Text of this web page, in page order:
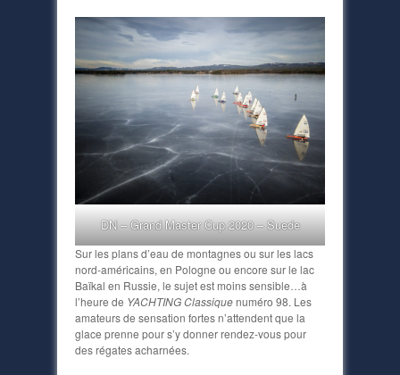
DN – Grand Master Cup 2020 – Suede
Sur les plans d’eau de montagnes ou sur les lacs
nord-américains, en Pologne ou encore sur le lac
Baïkal en Russie, le sujet est moins sensible…à
l’heure de YACHTING Classiquenuméro 98. Les
amateurs de sensation fortes n’attendent que la
glace prenne pour s’y donner rendez-vous pour
des régates acharnées.